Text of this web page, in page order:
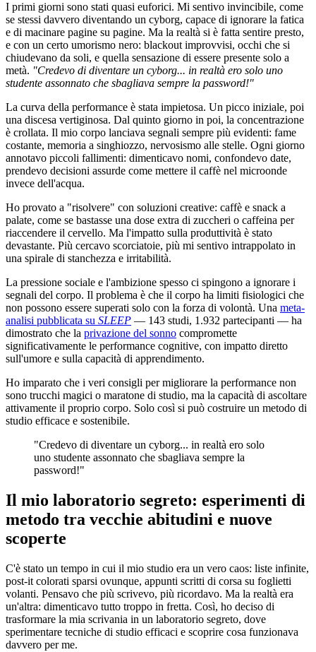
I primi giorni sono stati quasi euforici. Mi sentivo invincibile, come
se stessi davvero diventando un cyborg, capace di ignorare la fatica
e di macinare pagine su pagine. Ma la realtà si è fatta sentire presto,
e con un certo umorismo nero: blackout improvvisi, occhi che si
chiudevano da soli, e quella sensazione di essere presente solo a
metà. "Credevo di diventare un cyborg... in realtà ero solo uno
studente assonnato che sbagliava sempre la password!"
La curva della performance è stata impietosa. Un picco iniziale, poi
una discesa vertiginosa. Dal quinto giorno in poi, la concentrazione
è crollata. Il mio corpo lanciava segnali sempre più evidenti: fame
costante, memoria a singhiozzo, nervosismo alle stelle. Ogni giorno
annotavo piccoli fallimenti: dimenticavo nomi, confondevo date,
prendevo decisioni assurde come mettere il caffè nel microonde
invece dell'acqua.
Ho provato a "risolvere" con soluzioni creative: caffè e snack a
palate, come se bastasse una dose extra di zuccheri o caffeina per
riaccendere il cervello. Ma l'impatto sulla produttività è stato
devastante. Più cercavo scorciatoie, più mi sentivo intrappolato in
una spirale di stanchezza e irritabilità.
La pressione sociale e l'ambizione spesso ci spingono a ignorare i
segnali del corpo. Il problema è che il corpo ha limiti fisiologici che
non possono essere superati solo con la forza di volontà. Una meta-
analisi pubblicata su SLEEP — 143 studi, 1.932 partecipanti — ha
dimostrato che la privazione del sonno compromette
significativamente le performance cognitive, con impatto diretto
sull'umore e sulla capacità di apprendimento.
Ho imparato che i veri consigli per migliorare la performance non
sono trucchi magici o maratone di studio, ma la capacità di ascoltare
attivamente il proprio corpo. Solo così si può costruire un metodo di
studio efficace e sostenibile.
"Credevo di diventare un cyborg... in realtà ero solo
uno studente assonnato che sbagliava sempre la
password!"
Il mio laboratorio segreto: esperimenti di
metodo tra vecchie abitudini e nuove
scoperte
C'è stato un tempo in cui il mio studio era un vero caos: liste infinite,
post-it colorati sparsi ovunque, appunti scritti di corsa su foglietti
volanti. Pensavo che più scrivevo, più ricordavo. Ma la realtà era
un'altra: dimenticavo tutto troppo in fretta. Così, ho deciso di
trasformare la mia scrivania in un laboratorio segreto, dove
sperimentare tecniche di studio efficaci e scoprire cosa funzionava
davvero per me.